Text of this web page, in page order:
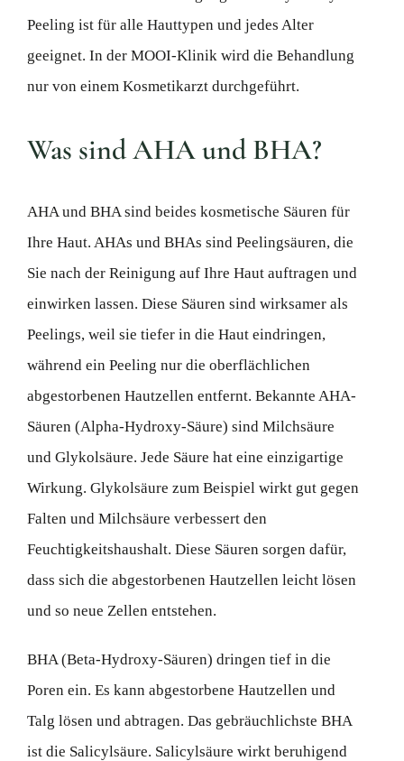
Peeling ist für alle Hauttypen und jedes Alter
geeignet. In der MOOI-Klinik wird die Behandlung
nur von einem Kosmetikarzt durchgeführt.
Was sind AHA und BHA?
AHA und BHA sind beides kosmetische Säuren für
Ihre Haut. AHAs und BHAs sind Peelingsäuren, die
Sie nach der Reinigung auf Ihre Haut auftragen und
einwirken lassen. Diese Säuren sind wirksamer als
Peelings, weil sie tiefer in die Haut eindringen,
während ein Peeling nur die oberflächlichen
abgestorbenen Hautzellen entfernt. Bekannte AHA-
Säuren (Alpha-Hydroxy-Säure) sind Milchsäure
und Glykolsäure. Jede Säure hat eine einzigartige
Wirkung. Glykolsäure zum Beispiel wirkt gut gegen
Falten und Milchsäure verbessert den
Feuchtigkeitshaushalt. Diese Säuren sorgen dafür,
dass sich die abgestorbenen Hautzellen leicht lösen
und so neue Zellen entstehen.
BHA (Beta-Hydroxy-Säuren) dringen tief in die
Poren ein. Es kann abgestorbene Hautzellen und
Talg lösen und abtragen. Das gebräuchlichste BHA
ist die Salicylsäure. Salicylsäure wirkt beruhigend